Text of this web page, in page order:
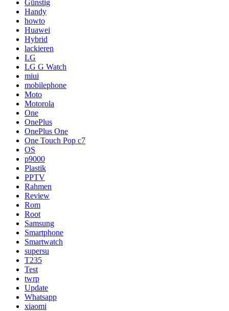
Günstig
Handy
howto
Huawei
Hybrid
lackieren
LG
LG G Watch
miui
mobilephone
Moto
Motorola
One
OnePlus
OnePlus One
One Touch Pop c7
OS
p9000
Plastik
PPTV
Rahmen
Review
Rom
Root
Samsung
Smartphone
Smartwatch
supersu
T235
Test
twrp
Update
Whatsapp
xiaomi